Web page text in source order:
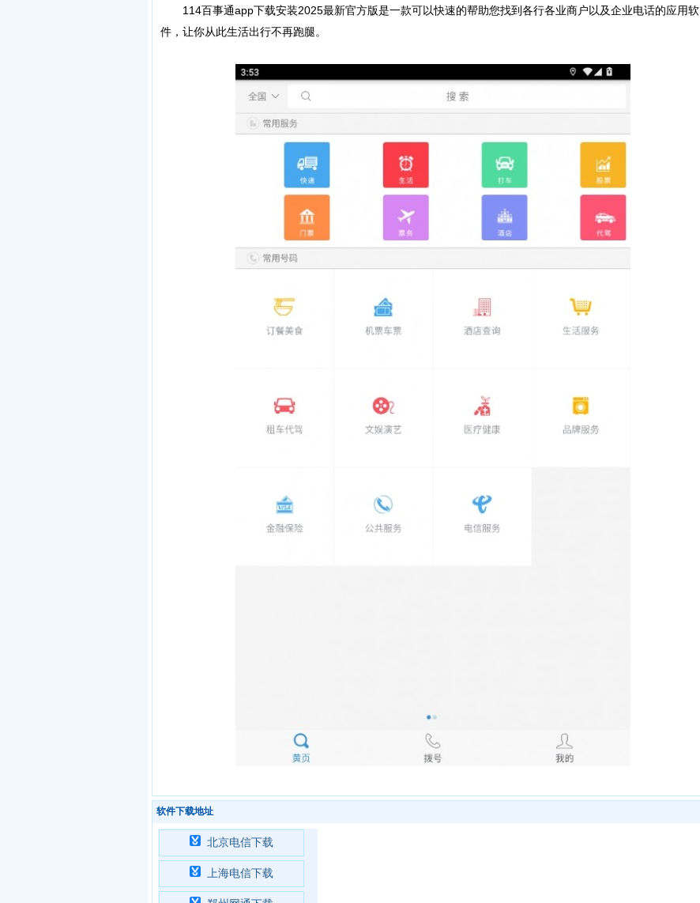
114百事通app下载安装2025最新官方版是一款可以快速的帮助您找到各行各业商户以及企业电话的应用软
件，让你从此生活出行不再跑腿。
软件下载地址
北京电信下载
上海电信下载